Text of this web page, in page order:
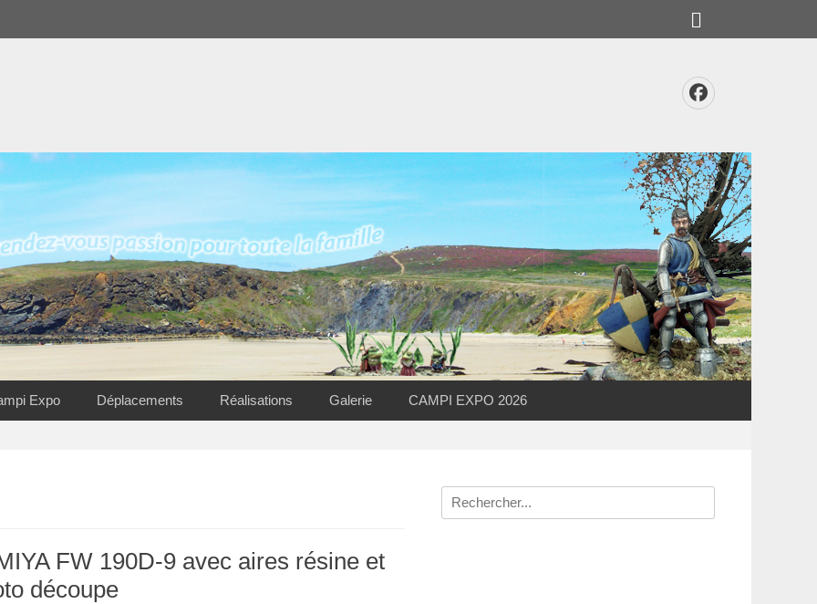
Facebook
Expo Déplacements Réalisations Galerie CAMPI EXPO 2026
FW 190D-9 avec aires résine et
découpe
Recherche
pour